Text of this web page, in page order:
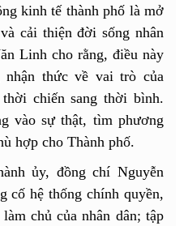
kinh tế thành phố là mở
cải thiện đời sống nhân
Linh cho rằng, điều này
nhận thức về vai trò của
chiến sang thời bình.
vào sự thật, tìm phương
hợp cho Thành phố.
ủy, đồng chí Nguyễn
cố hệ thống chính quyền,
chủ của nhân dân; tập